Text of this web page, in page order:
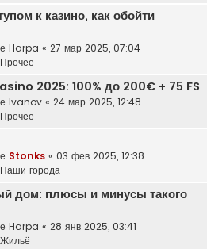
к казино, как обойти
Harpa « 27 мар 2025, 07:04
Прочее
2025: 100% до 200€ + 75 FS
Ivanov « 24 мар 2025, 12:48
Прочее
Stonks « 03 фев 2025, 12:38
Наши города
дом: плюсы и минусы такого
Harpa « 28 янв 2025, 03:41
Жильё